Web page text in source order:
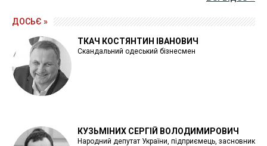
ДОСЬЄ »
ТКАЧ КОСТЯНТИН ІВАНОВИЧ
Скандальний одеський бізнесмен
КУЗЬМІНИХ СЕРГІЙ ВОЛОДИМИРОВИЧ
Народний депутат України, підприємець, засновник